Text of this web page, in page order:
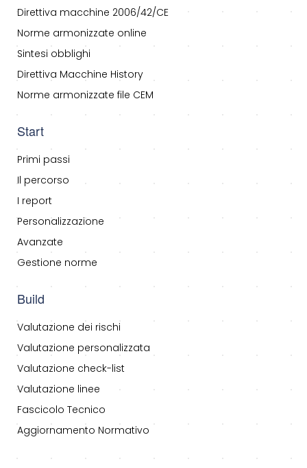
Direttiva macchine 2006/42/CE
Norme armonizzate online
Sintesi obblighi
Direttiva Macchine History
Norme armonizzate file CEM
Start
Primi passi
Il percorso
I report
Personalizzazione
Avanzate
Gestione norme
Build
Valutazione dei rischi
Valutazione personalizzata
Valutazione check-list
Valutazione linee
Fascicolo Tecnico
Aggiornamento Normativo